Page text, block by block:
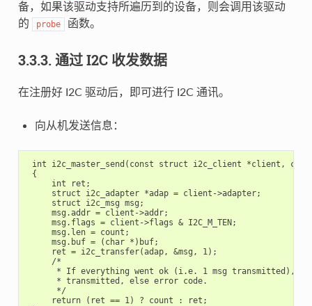
备，如果该驱动支持所遍历到的设备，则会调用该驱动
的
probe 函数。
3.3.3. 通过 I2C 收发数据
在注册好 I2C 驱动后，即可进行 I2C 通讯。
向从机发送信息：
int i2c_master_send(const struct i2c_client *client,
{
     int ret;
     struct i2c_adapter *adap = client->adapter;
     struct i2c_msg msg;
     msg.addr = client->addr;
     msg.flags = client->flags & I2C_M_TEN;
     msg.len = count;
     msg.buf = (char *)buf;
     ret = i2c_transfer(adap, &msg, 1);
     /*
* If everything went ok (i.e. 1 msg transmitted),
      * transmitted, else error code.
      */
     return (ret == 1) ? count : ret;